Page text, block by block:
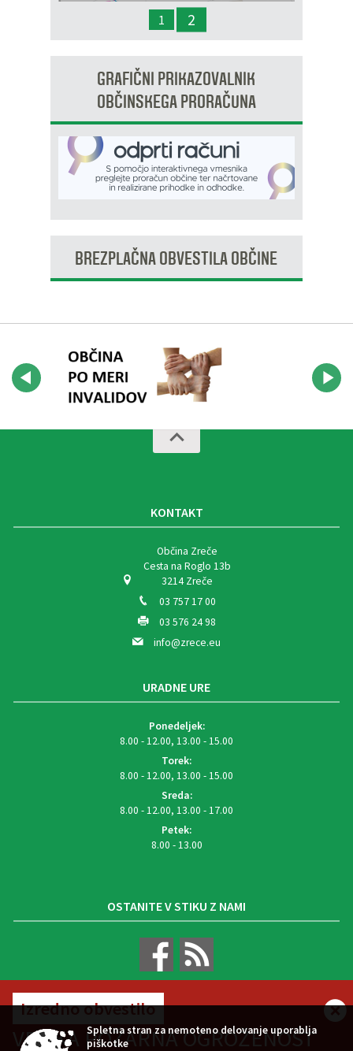
IN JAVNI OBRAVNAVI - OPPN na območju
OP8/009 – stanovanjsko območje Dobrava 3
1 2
GRAFIČNI PRIKAZOVALNIK
OBČINSKEGA PRORAČUNA
BREZPLAČNA OBVESTILA OBČINE
Izredno obvestilo
VELIKA POŽARNA OGROŽENOST
KONTAKT
Občina Zreče
Cesta na Roglo 13b
3214 Zreče
03 757 17 00
03 576 24 98
info@zrece.eu
URADNE URE
Ponedeljek:
8.00 - 12.00, 13.00 - 15.00
Torek:
8.00 - 12.00, 13.00 - 15.00
Sreda:
8.00 - 12.00, 13.00 - 17.00
Petek:
8.00 - 13.00
OSTANITE V STIKU Z NAMI
VREMENSKA NAPOVED
Spletna stran za nemoteno delovanje uporablja
piškotke